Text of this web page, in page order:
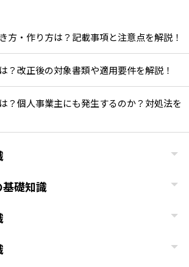
方・作り方は？記載事項と注意点を解説！
？改正後の対象書類や適用要件を解説！
？個人事業主にも発生するのか？対処法を
礎知識